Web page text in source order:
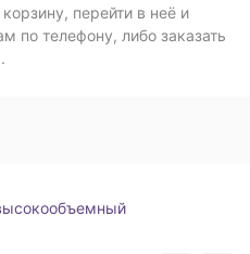
перейти в неё и
по телефону, либо заказать